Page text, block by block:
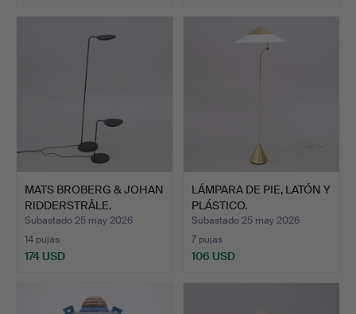
MATS BROBERG & JOHAN
RIDDERSTRÅLE.
LÁMPARA…
Subastado 25 may 2026
14 pujas
174 USD
LÁMPARA DE PIE, LATÓN Y
PLÁSTICO.
Subastado 25 may 2026
7 pujas
106 USD